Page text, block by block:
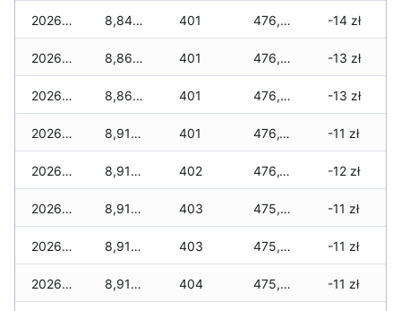
2026-05-01 8,840 zł 401 476,900 zł -14 zł
2026-04-30 8,860 zł 401 476,830 zł -13 zł
2026-04-29 8,860 zł 401 476,785 zł -13 zł
2026-04-28 8,910 zł 401 476,195 zł -11 zł
2026-04-27 8,910 zł 402 476,125 zł -12 zł
2026-04-26 8,910 zł 403 475,675 zł -11 zł
2026-04-25 8,910 zł 403 475,595 zł -11 zł
2026-04-24 8,910 zł 404 475,245 zł -11 zł